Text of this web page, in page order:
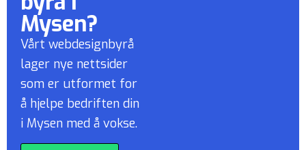
Mysen?
Vårt webdesignbyrå
lager nye nettsider
som er utformet for
å hjelpe bedriften din
i Mysen med å vokse.